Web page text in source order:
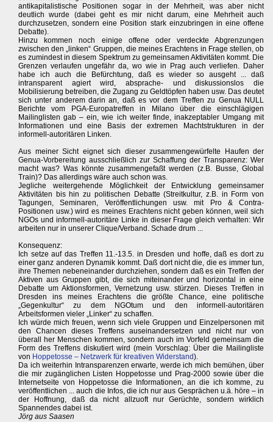
antikapitalistische Positionen sogar in der Mehrheit, was aber nicht
deutlich wurde (dabei geht es mir nicht darum, eine Mehrheit auch
durchzusetzen, sondern eine Position stark einzubringen in eine offene
Debatte).
Hinzu kommen noch einige offene oder verdeckte Abgrenzungen
zwischen den „linken“ Gruppen, die meines Erachtens in Frage stellen, ob
es zumindest in diesem Spektrum zu gemeinsamen Aktivitäten kommt. Die
Grenzen verlaufen ungefähr da, wo wie in Prag auch verliefen. Daher
habe ich auch die Befürchtung, daß es wieder so ausgeht ... daß
intransparent agiert wird, absprache- und diskussionslos die
Mobilisierung betreiben, die Zugang zu Geldtöpfen haben usw. Das deutet
sich unter anderem darin an, daß es vor dem Treffen zu Genua NULL
Berichte vom PGA-Europatreffen in Milano über die einschlägigen
Mailinglisten gab – ein, wie ich weiter finde, inakzeptabler Umgang mit
Informationen und eine Basis der extremen Machtstrukturen in der
informell-autoritären Linken.
Aus meiner Sicht eignet sich dieser zusammengewürfelte Haufen der
Genua-Vorbereitung ausschließlich zur Schaffung der Transparenz: Wer
macht was? Was könnte zusammengefaßt werden (z.B. Busse, Global
Train)? Das allerdings wäre auch schon was.
Jegliche weitergehende Möglichkeit der Entwicklung gemeinsamer
Aktivitäten bis hin zu politischen Debatte (Streitkultur, z.B. in Form von
Tagungen, Seminaren, Veröffentlichungen usw. mit Pro & Contra-
Positionen usw.) wird es meines Erachtens nicht geben können, weil sich
NGOs und informell-autoritäre Linke in dieser Frage gleich verhalten: Wir
arbeiten nur in unserer Clique/Verband. Schade drum ...
Konsequenz:
Ich setze auf das Treffen 11.-13.5. in Dresden und hoffe, daß es dort zu
einer ganz anderen Dynamik kommt. Daß dort nicht die, die es immer tun,
ihre Themen nebeneinander durchziehen, sondern daß es ein Treffen der
Aktiven aus Gruppen gibt, die sich miteinander und horizontal in eine
Debatte um Aktionsformen, Vernetzung usw. stürzen. Dieses Treffen in
Dresden ins meines Erachtens die größte Chance, eine politische
„Gegenkultur“ zu dem NGOtum und den informell-autoritären
Arbeitsformen vieler „Linker“ zu schaffen.
Ich würde mich freuen, wenn sich viele Gruppen und Einzelpersonen mit
den Chancen dieses Treffens auseinandersetzen und nicht nur von
überall her Menschen kommen, sondern auch im Vorfeld gemeinsam die
Form des Treffens diskutiert wird (mein Vorschlag: Über die Mailingliste
von Hoppetosse – Netzwerk für kreativen Widerstand).
Da ich weiterhin Intransparenzen erwarte, werde ich mich bemühen, über
die mir zugänglichen Listen Hoppetosse und Prag-2000 sowie über die
Internetseite von Hoppetosse die Informationen, an die ich komme, zu
veröffentlichen ... auch die Infos, die ich nur aus Gesprächen u.ä. höre – in
der Hoffnung, daß da nicht allzuoft nur Gerüchte, sondern wirklich
Spannendes dabei ist.
Jörg aus Saasen